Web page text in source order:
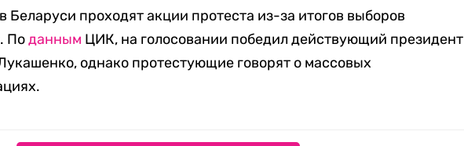
Беларуси проходят акции протеста из-за итогов выборов
Поданным ЦИК, на голосовании победил действующий президент
однако протестующие говорят о массовых